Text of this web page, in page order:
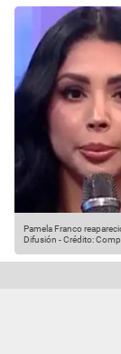
Pamela Franco
Difusión -Crédito: